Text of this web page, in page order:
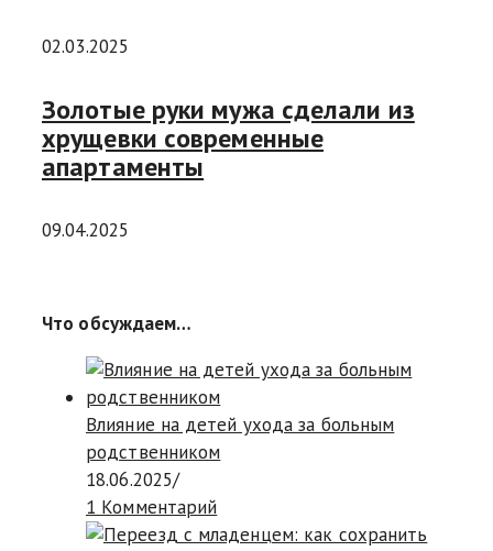
02.03.2025
Золотые руки мужа сделали из
хрущевки современные
апартаменты
09.04.2025
Что обсуждаем…
Влияние на детей ухода за больным
родственником
18.06.2025/
1 Комментарий